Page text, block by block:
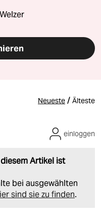
Neueste / Älteste
Artikel ist
bei ausgewählten
sind sie zu finden.
einloggen